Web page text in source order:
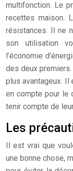
multifonction. Le
recettes maison.
résistances. Il ne
son utilisation
l’économie
des deux
plus avantageux.
en compte pour le
tenir compte de
Les
Il est vrai que
une bonne chose,